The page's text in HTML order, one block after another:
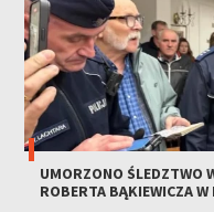
UMORZONO ŚLEDZTWO
ROBERTA BĄKIEWICZA W